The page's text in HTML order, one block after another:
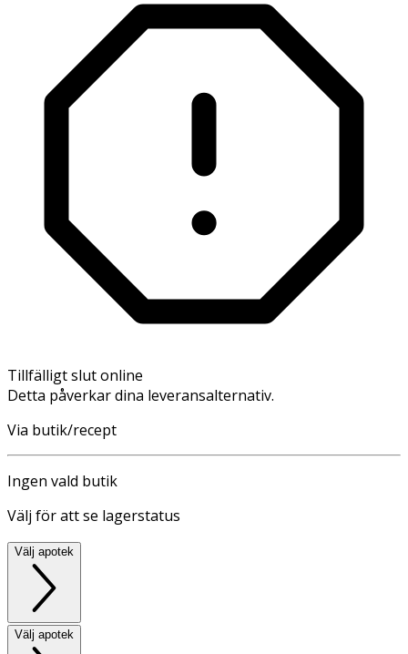
Tillfälligt slut online
Detta påverkar dina leveransalternativ.
Via butik/recept
Ingen vald butik
Välj för att se lagerstatus
Välj apotek
Välj apotek